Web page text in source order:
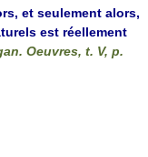
et seulement alors,
est réellement
Oeuvres, t. V, p.